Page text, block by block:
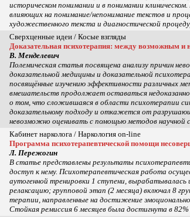
историческом понимании и в понимании
влияющих на понимание/непонимание текстов и
художественного текста и диагностической
Сверхценные идеи / Косые взгляды
Доказательная психотерапия: между возможным и
В. Менделевич
Полемическая статья посвящена анализу причин
доказательной медицины и доказательной
посвящённые изучению эффективности различных
вмешательств продолжает оставаться
о том, что сложившаяся в области психотерапии
доказательному подходу и откажется от
невозможно оценивать с помощью методов
Кабинет нарколога / Наркология on-line
Программа психотерапевтической помощи
Л. Пережогин
В статье представлены результаты
доступ к нему. Психотерапевтическая работа
аутогенной тренировки 1 ступени,
релаксацию; групповой этап (2 месяца) включал 8
терапии, направленные на достижение
Стойкая ремиссия 6 месяцев была достигнута в 82%